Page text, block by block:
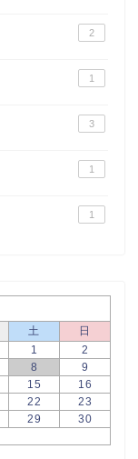
2
1
3
1
1
土
日
1
2
8
9
15
16
22
23
29
30